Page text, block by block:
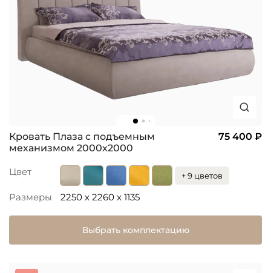
Кровать Плаза с подъемным
механизмом 2000х2000
75 400 ₽
Цвет + 9 цветов
Размеры 2250 x 2260 x 1135
Выбрать комплектацию